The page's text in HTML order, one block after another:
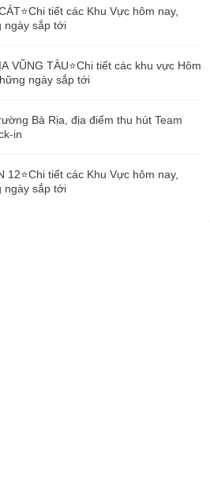
tiết các Khu Vực hôm nay,
ngày sắp tới
VŨNG TÀU⭐️Chi tiết các khu vực Hôm
ngày sắp tới
Bà Rịa, địa điểm thu hút Team
in
12⭐️Chi tiết các Khu Vực hôm nay,
ngày sắp tới